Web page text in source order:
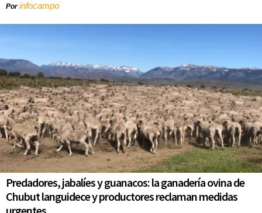
Porinfocampo
Predadores, jabalíes y guanacos: la ganadería ovina de
Chubut languidece y productores reclaman medidas